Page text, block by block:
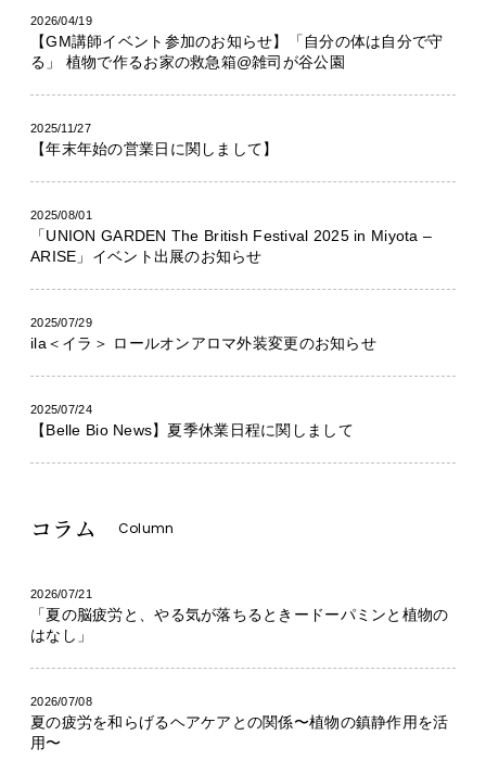
2026/04/19
【GM講師イベント参加のお知らせ】「自分の体は自分で守
る」 植物で作るお家の救急箱@雑司が谷公園
2025/11/27
【年末年始の営業日に関しまして】
2025/08/01
「UNION GARDEN The British Festival 2025 in Miyota –
ARISE」イベント出展のお知らせ
2025/07/29
ila＜イラ＞ ロールオンアロマ外装変更のお知らせ
2025/07/24
【Belle Bio News】夏季休業日程に関しまして
コラム Column
2026/07/21
「夏の脳疲労と、やる気が落ちるときードーパミンと植物の
はなし」
2026/07/08
夏の疲労を和らげるヘアケアとの関係〜植物の鎮静作用を活
用〜